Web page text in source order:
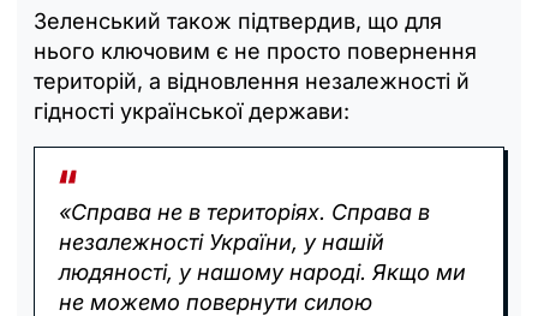
Зеленський також підтвердив, що для
нього ключовим є не просто повернення
територій, а відновлення незалежності й
гідності української держави:
«Справа не в територіях. Справа в
незалежності України, у нашій
людяності, у нашому народі. Якщо ми
не можемо повернути силою